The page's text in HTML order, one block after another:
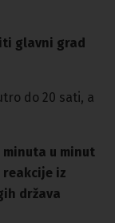
glavni grad
do 20 sati, a
u minut
iz
država